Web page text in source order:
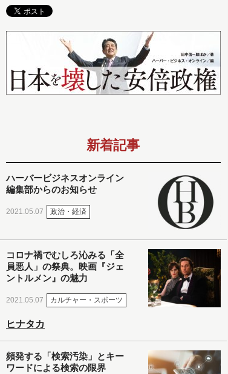
新着記事
ハーバービジネスオンライン
編集部からのお知らせ
2021.05.07 政治・経済
コロナ禍でむしろ沁みる「全
員悪人」の祭典。映画『ジェ
ントルメン』の魅力
2021.05.07 カルチャー・スポーツ
ヒナタカ
頻発する「検索汚染」とキー
ワードによる検索の限界